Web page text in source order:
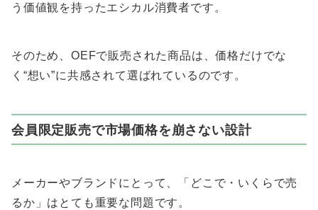
う価値観を持ったエシカル消費者です。
そのため、OEFで販売された商品は、価格だけでな
く“想い”に共感されて選ばれているのです。
会員限定販売で市場価格を崩さない設計
メーカーやブランドにとって、「どこで・いくらで売
るか」はとても重要な問題です。